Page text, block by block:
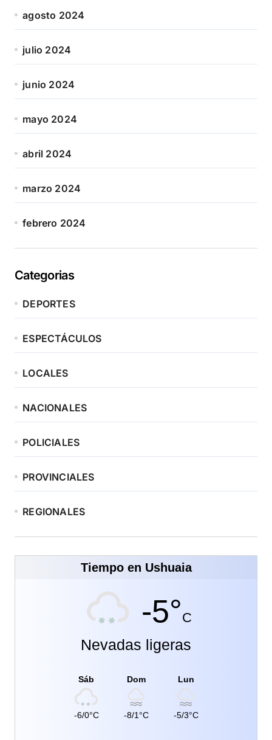
agosto 2024
julio 2024
junio 2024
mayo 2024
abril 2024
marzo 2024
febrero 2024
Categorias
DEPORTES
ESPECTÁCULOS
LOCALES
NACIONALES
POLICIALES
PROVINCIALES
REGIONALES
Tiempo en Ushuaia
-5°C
Nevadas ligeras
Sáb
-6/0°C
Dom
-8/1°C
Lun
-5/3°C